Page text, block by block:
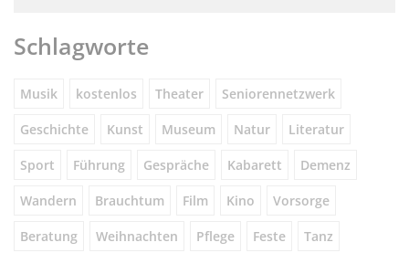
Schlagworte
Musik kostenlos Theater Seniorennetzwerk
Geschichte Kunst Museum Natur Literatur
Sport Führung Gespräche Kabarett Demenz
Wandern Brauchtum Film Kino Vorsorge
Beratung Weihnachten Pflege Feste Tanz